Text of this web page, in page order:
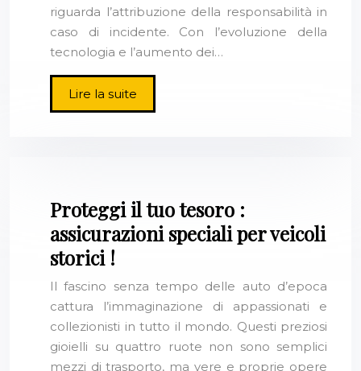
riguarda l’attribuzione della responsabilità in
caso di incidente. Con l’evoluzione della
tecnologia e l’aumento dei…
Lire la suite
Proteggi il tuo tesoro :
assicurazioni speciali per veicoli
storici !
Il fascino senza tempo delle auto d’epoca
cattura l’immaginazione di appassionati e
collezionisti in tutto il mondo. Questi preziosi
gioielli su quattro ruote non sono semplici
mezzi di trasporto, ma vere e proprie opere